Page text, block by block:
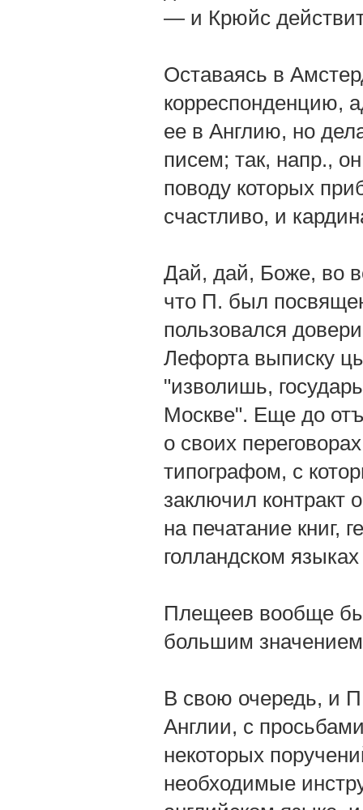
— и Крюйс
Оставаясь в
корреспонденцию,
ее в Англию, но
писем; так, напр.,
поводу которых
счастливо, и
Дай, дай, Боже, во
что П. был
пользовался
Лефорта выписку
"изволишь,
Москве". Еще до
о своих
типографом, с
заключил контракт
на печатание книг,
голландском
Плещеев вообще
большим
В свою очередь, и
Англии, с
некоторых
необходимые